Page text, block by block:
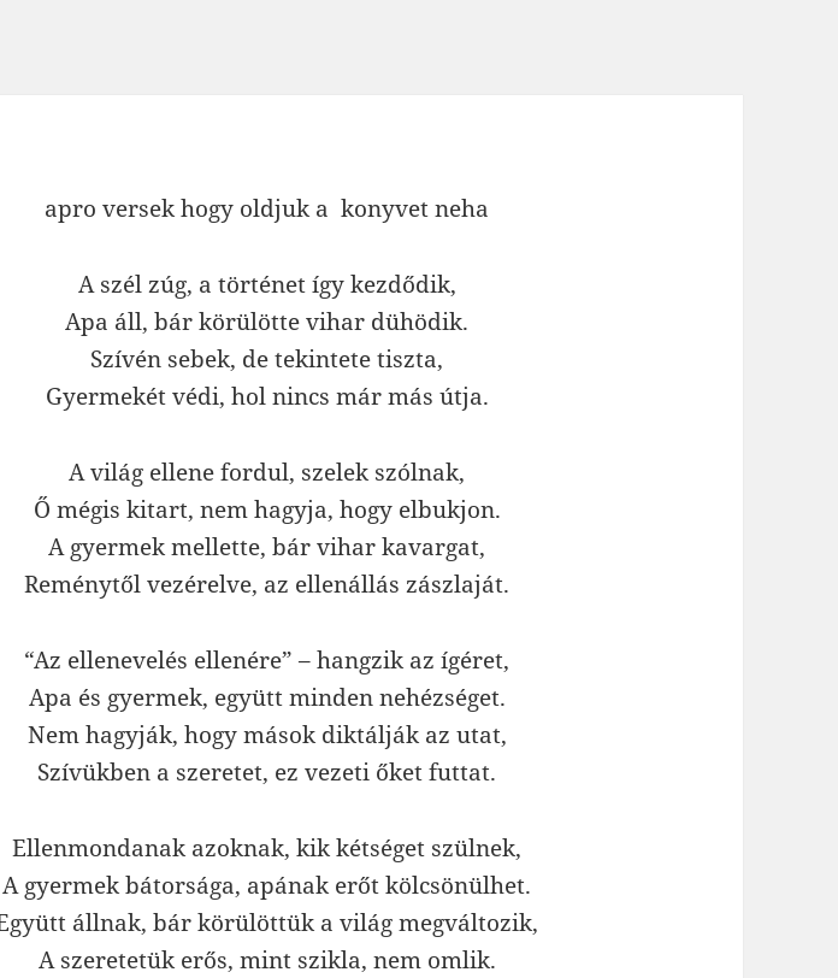
apro versek hogy oldjuk a konyvet neha
A szél zúg, a történet így kezdődik,
Apa áll, bár körülötte vihar dühödik.
Szívén sebek, de tekintete tiszta,
Gyermekét védi, hol nincs már más útja.
A világ ellene fordul, szelek szólnak,
Ő mégis kitart, nem hagyja, hogy elbukjon.
A gyermek mellette, bár vihar kavargat,
Reménytől vezérelve, az ellenállás zászlaját.
“Az ellenevelés ellenére” – hangzik az ígéret,
Apa és gyermek, együtt minden nehézséget.
Nem hagyják, hogy mások diktálják az utat,
Szívükben a szeretet, ez vezeti őket futtat.
Ellenmondanak azoknak, kik kétséget szülnek,
A gyermek bátorsága, apának erőt kölcsönülhet.
állnak, bár körülöttük a világ megváltozik,
A szeretetük erős, mint szikla, nem omlik.